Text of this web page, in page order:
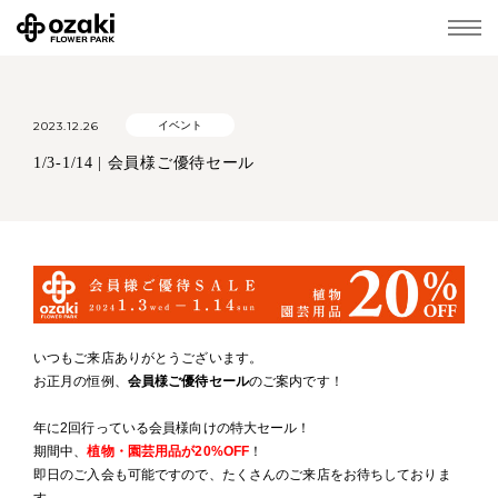
2023.12.26 イベント
1/3-1/14 | 会員様ご優待セール
いつもご来店ありがとうございます。
お正月の恒例、 会員様ご優待セールのご案内です！
年に2回行っている会員様向けの特大セール！
期間中、植物・園芸用品が20%OFF ！
即日のご入会も可能ですので、たくさんのご来店をお待ちしておりま